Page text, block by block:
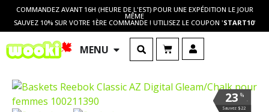
COMMANDEZ AVANT 16H (HEURE DE L'EST) POUR UNE EXPÉDITION LE JOUR
MÊME
SAUVEZ 10% SUR VOTRE 1ÈRE COMMANDE ! UTILISEZ LE COUPON 'START10'
MENU
%
.
23
Sauvez $22